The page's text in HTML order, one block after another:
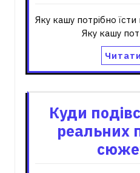
Яку кашу потрібно
Яку кашу
Куди
реальних